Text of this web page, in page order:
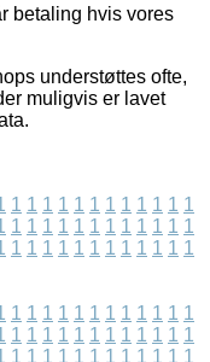
betaling hvis vores
understøttes ofte,
muligvis er lavet
1 1 1 1 1 1 1 1 1 1 1 1
1 1 1 1 1 1 1 1 1 1 1 1
1 1 1 1 1 1 1 1 1 1 1 1
1 1 1 1 1 1 1 1 1 1 1 1
1 1 1 1 1 1 1 1 1 1 1 1
1 1 1 1 1 1 1 1 1 1 1 1